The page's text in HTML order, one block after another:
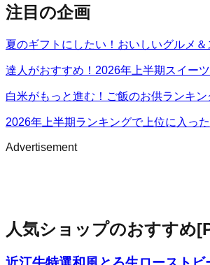
注目の企画
夏のギフトにしたい！おいしいグルメ＆
達人がおすすめ！2026年上半期スイー
白米がもっと進む！ご飯のお供ランキン
2026年上半期ランキングで上位に入っ
Advertisement
人気ショップのおすすめ